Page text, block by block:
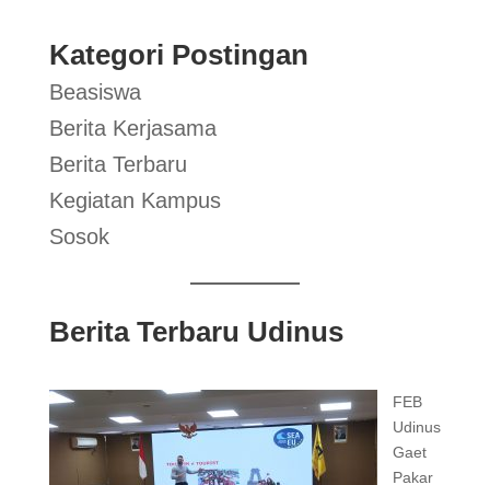
Kategori Postingan
Beasiswa
Berita Kerjasama
Berita Terbaru
Kegiatan Kampus
Sosok
Berita Terbaru Udinus
FEB
Udinus
Gaet
Pakar